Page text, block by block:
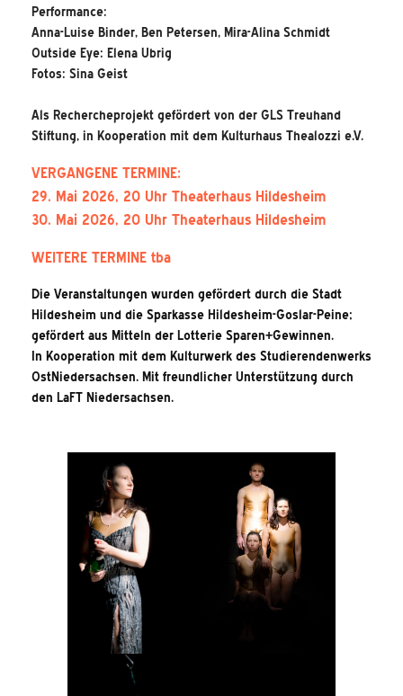
Performance:
Anna-Luise Binder, Ben Petersen, Mira-Alina Schmidt
Outside Eye: Elena Ubrig
Fotos: Sina Geist
Als Rechercheprojekt gefördert von der GLS Treuhand
Stiftung, in Kooperation mit dem Kulturhaus Thealozzi e.V.
VERGANGENE TERMINE:
29. Mai 2026, 20 Uhr Theaterhaus Hildesheim
30. Mai 2026, 20 Uhr Theaterhaus Hildesheim
WEITERE TERMINE tba
Die Veranstaltungen wurden gefördert durch die Stadt
Hildesheim und die Sparkasse Hildesheim-Goslar-Peine;
gefördert aus Mitteln der Lotterie Sparen+Gewinnen.
In Kooperation mit dem Kulturwerk des Studierendenwerks
OstNiedersachsen. Mit freundlicher Unterstützung durch
den LaFT Niedersachsen.